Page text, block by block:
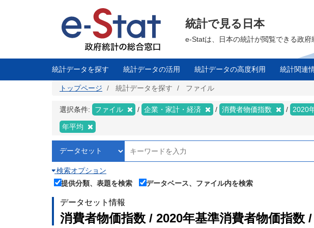
に
統計で見る日本
e-Statは、日本の統計が閲覧できる政
統計データを探す 統計データの活用 統計データの高度利用 統計関連
トップページ 統計データを探す ファイル
選択条件: ファイル 企業・家計・経済 消費者物価指数 2020
年平均
検索オプション
提供分類、表題を検索
データベース、ファイル内を検索
データセット情報
消費者物価指数 / 2020年基準消費者物価指